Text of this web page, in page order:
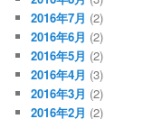
2016年7月 (2)
2016年6月 (2)
2016年5月 (2)
2016年4月 (3)
2016年3月 (2)
2016年2月 (2)